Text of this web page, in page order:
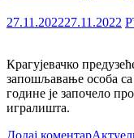
27.11.202227.11.2022
Крагујевачко
запошљавање особа
године је започело
игралишта.